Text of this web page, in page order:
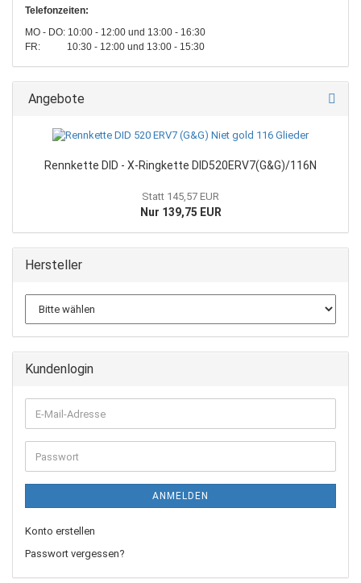
Telefonzeiten:
MO - DO: 10:00 - 12:00 und 13:00 - 16:30
FR: 10:30 - 12:00 und 13:00 - 15:30
Angebote
Rennkette DID - X-Ringkette DID520ERV7(G&G)/116N
Statt 145,57 EUR
Nur 139,75 EUR
Hersteller
Kundenlogin
E-
Mail-
Adresse
Passwort
ANMELDEN
Konto erstellen
Passwort vergessen?